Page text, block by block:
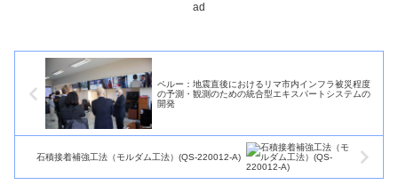
ad
ペルー：地震直後におけるリマ市内インフラ被災程度
の予測・観測のための統合型エキスパートシステムの
開発
石積接着補強工法（モルダム工法）(QS-220012-A)